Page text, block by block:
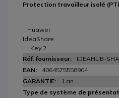
Huawei
IdeaShare
Key 2
IDEAHUB-
4064575558904
1 an